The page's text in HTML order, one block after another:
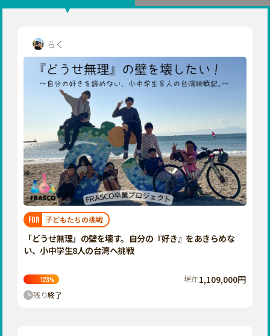
地域からさがす 北海道・東北
北海道
福島
関東
茨城
栃木
群馬
神奈川
東京
神奈川
新潟 富山
長野
岐阜 静岡 愛知
滋賀
和歌山
鳥取 島根 岡山 広島 山口
四国
徳島 香川 愛媛 高知
九州・沖縄
福岡 佐賀 長崎
宮崎
鹿児島 沖縄
らく
FOR 子どもたちの挑戦
「どうせ無理」の壁を壊す。自分の『好き』をあきらめな
い、小中学生8人の台湾へ挑戦
123% 現在1,109,000円
残り終了